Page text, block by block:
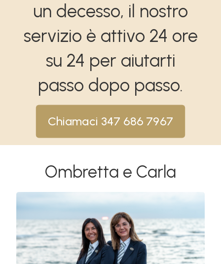
un decesso, il nostro
servizio è attivo 24 ore
su 24 per aiutarti
passo dopo passo.
Chiamaci 347 686 7967
Ombretta e Carla